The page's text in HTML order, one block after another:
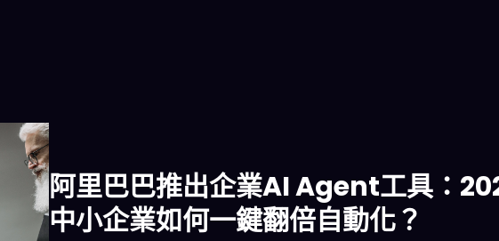
阿里巴巴推出企業AI Agent工具：
中小企業如何一鍵翻倍自動化？